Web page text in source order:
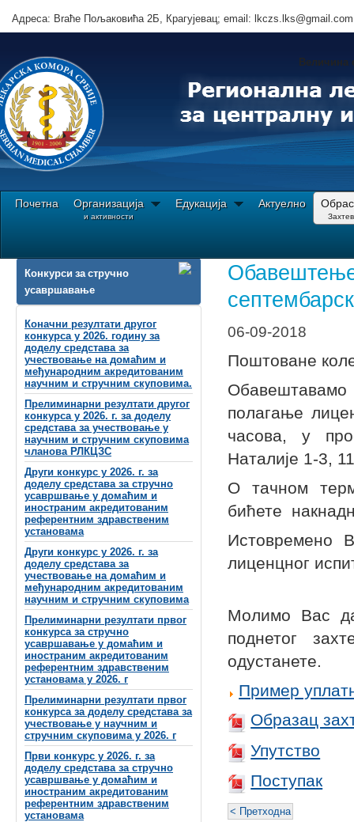
Почетна Организација
и активности
Едукација Актуелно
Адреса: Brаће Пољаковића 2Б, Крагујевац; email:
Величина
Конкурси за стручно
усавршавање
Коначни резултати другог
конкурса у 2026. годину за
доделу средстава за
учествовање на домаћим и
међународним акредитованим
научним и стручним скуповима.
Прелиминарни резултати другог
конкурса у 2026. г. за доделу
средстава за учествовање у
научним и стручним скуповима
чланова РЛКЦЗС
Други конкурс у 2026. г. за
доделу средстава за стручно
усавршвање у домаћим и
иностраним акредитованим
референтним здравственим
установама
Други конкурс у 2026. г. за
доделу средстава за
учествовање на домаћим и
међународним акредитованим
научним и стручним скуповима
Прелиминарни резултати првог
конкурса за стручно
усавршавање у домаћим и
иностраним акредитованим
референтним здравственим
установама у 2026. г
Прелиминарни резултати првог
конкурса за доделу средстава за
учествовање у научним и
стручним скуповима у 2026. г
Први конкурс у 2026. г. за
доделу средстава за стручно
усавршвање у домаћим и
иностраним акредитованим
референтним здравственим
установама
Обавештење
06-09-2018
Поштоване
полагање
часова, у
Наталије 1-3,
О тачном
бићете
Истовремено
лиценцног
Молимо Вас
поднетог
одустанете.
Пример
Образац
Упутство
Поступак
< Претходна